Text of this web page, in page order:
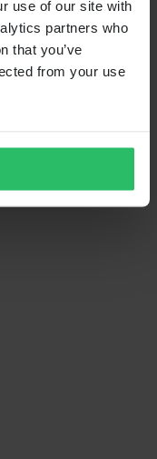
use of our site with
partners who
that you’ve
from your use